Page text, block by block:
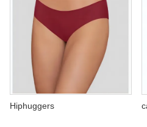
SHOW DE FÁBRICA
FALE CONOSCO
SOBRE NÓS
Hiphuggers